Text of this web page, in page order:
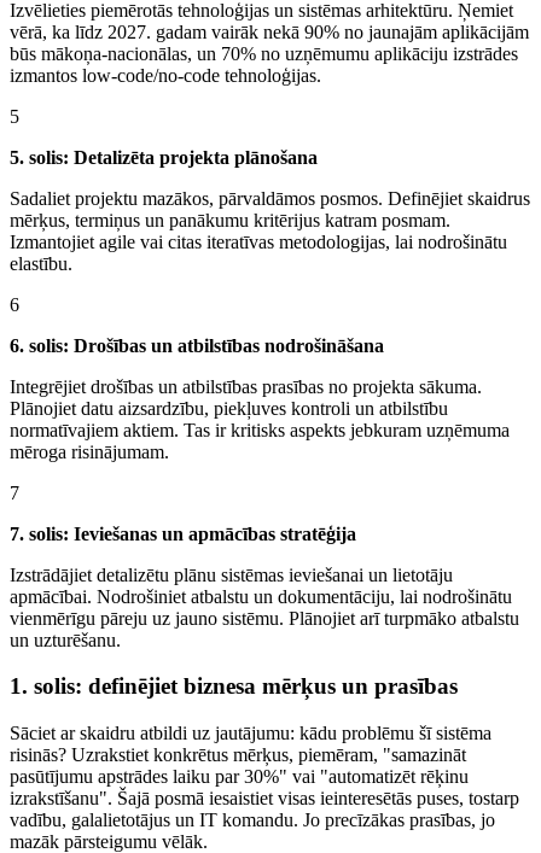
Izvēlieties piemērotās tehnoloģijas un sistēmas arhitektūru. Ņemiet
vērā, ka līdz 2027. gadam vairāk nekā 90% no jaunajām aplikācijām
būs mākoņa-nacionālas, un 70% no uzņēmumu aplikāciju izstrādes
izmantos low-code/no-code tehnoloģijas.
5
5. solis: Detalizēta projekta plānošana
Sadaliet projektu mazākos, pārvaldāmos posmos. Definējiet skaidrus
mērķus, termiņus un panākumu kritērijus katram posmam.
Izmantojiet agile vai citas iteratīvas metodologijas, lai nodrošinātu
elastību.
6
6. solis: Drošības un atbilstības nodrošināšana
Integrējiet drošības un atbilstības prasības no projekta sākuma.
Plānojiet datu aizsardzību, piekļuves kontroli un atbilstību
normatīvajiem aktiem. Tas ir kritisks aspekts jebkuram uzņēmuma
mēroga risinājumam.
7
7. solis: Ieviešanas un apmācības stratēģija
Izstrādājiet detalizētu plānu sistēmas ieviešanai un lietotāju
apmācībai. Nodrošiniet atbalstu un dokumentāciju, lai nodrošinātu
vienmērīgu pāreju uz jauno sistēmu. Plānojiet arī turpmāko atbalstu
un uzturēšanu.
1. solis: definējiet biznesa mērķus un prasības
Sāciet ar skaidru atbildi uz jautājumu: kādu problēmu šī sistēma
risinās? Uzrakstiet konkrētus mērķus, piemēram, "samazināt
pasūtījumu apstrādes laiku par 30%" vai "automatizēt rēķinu
izrakstīšanu". Šajā posmā iesaistiet visas ieinteresētās puses, tostarp
vadību, galalietotājus un IT komandu. Jo precīzākas prasības, jo
mazāk pārsteigumu vēlāk.